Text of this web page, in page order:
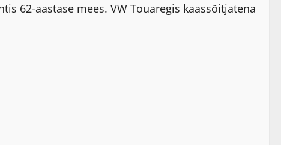
62-aastase mees. VW Touaregis kaassõitjatena